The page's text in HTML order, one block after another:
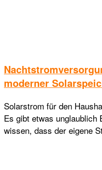
moderner
Solarstrom für den
Es gibt etwas unglaublich
wissen, dass der eigene